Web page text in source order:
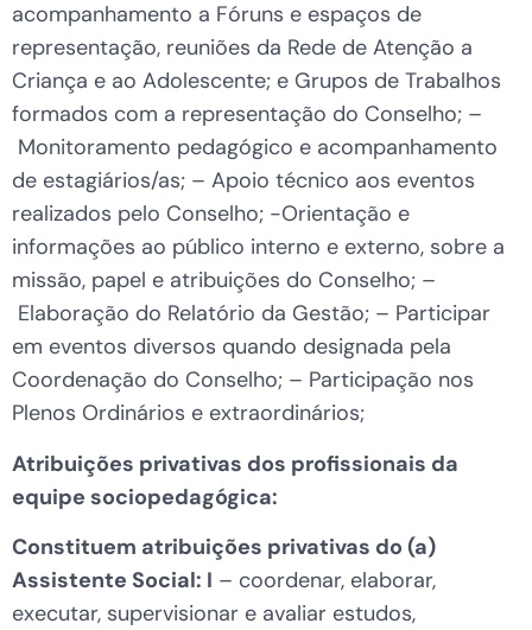
acompanhamento a Fóruns e espaços de
representação, reuniões da Rede de Atenção a
Criança e ao Adolescente; e Grupos de Trabalhos
formados com a representação do Conselho; –
Monitoramento pedagógico e acompanhamento
de estagiários/as; – Apoio técnico aos eventos
realizados pelo Conselho; -Orientação e
informações ao público interno e externo, sobre a
missão, papel e atribuições do Conselho; –
Elaboração do Relatório da Gestão; – Participar
em eventos diversos quando designada pela
Coordenação do Conselho; – Participação nos
Plenos Ordinários e extraordinários;
Atribuições privativas dos profissionais da
equipe sociopedagógica:
Constituem atribuições privativas do (a)
Assistente Social: I – coordenar, elaborar,
executar, supervisionar e avaliar estudos,